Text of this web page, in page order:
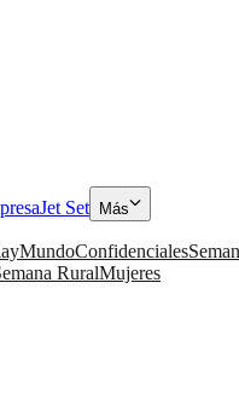
Jet Set Más
MundoConfidenciales
RuralMujeres